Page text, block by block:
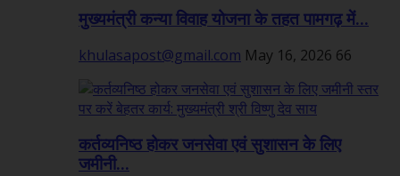
मुख्यमंत्री कन्या विवाह योजना के तहत पामगढ़ में...
khulasapost@gmail.com May 16, 2026 66
कर्तव्यनिष्ठ होकर जनसेवा एवं सुशासन के लिए
जमीनी...